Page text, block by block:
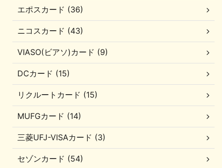
エポスカード (36)
ニコスカード (43)
VIASO(ビアソ)カード (9)
DCカード (15)
リクルートカード (15)
MUFGカード (14)
三菱UFJ-VISAカード (3)
セゾンカード (54)